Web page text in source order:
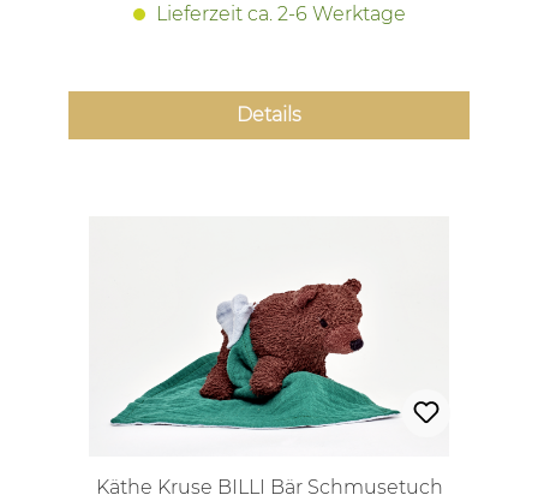
Lieferzeit ca. 2-6 Werktage
Details
Käthe Kruse BILLI Bär Schmusetuch